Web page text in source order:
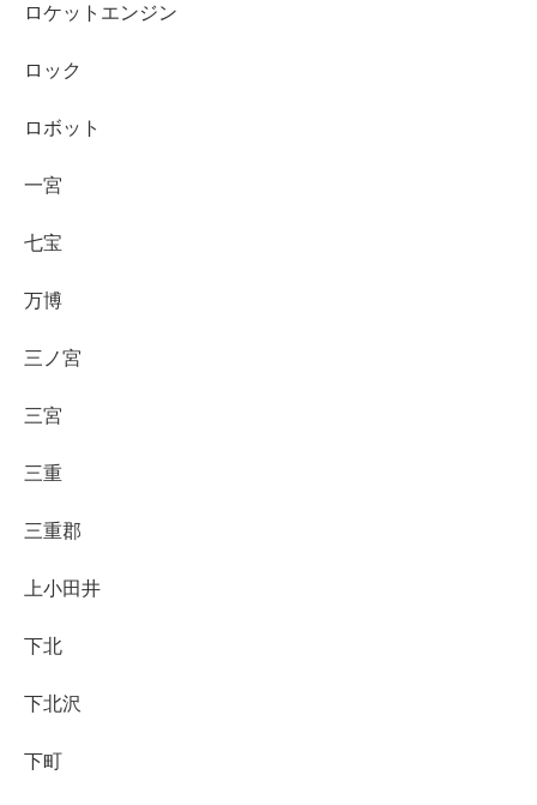
ロケットエンジン
ロック
ロボット
一宮
七宝
万博
三ノ宮
三宮
三重
三重郡
上小田井
下北
下北沢
下町